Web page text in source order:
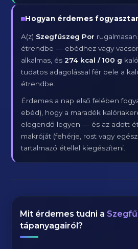
Hogyan érdemes
A(z) Szegfűszeg Por
étrendbe — ebédhez vagy
alkalmas, és274 kcal / 100 g
tudatos adagolással fér bele a
étrendbe.
Érdemes a nap első felében
ebéd), hogy a maradék
elegendő legyen — és az adott
makróját (fehérje, rost vagy
tartalmazó étellel kiegészíteni.
Mit érdemes tudni a
tápanyagairól?